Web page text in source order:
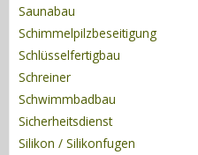
Saunabau
Schimmelpilzbeseitigung
Schlüsselfertigbau
Schreiner
Schwimmbadbau
Sicherheitsdienst
Silikon / Silikonfugen